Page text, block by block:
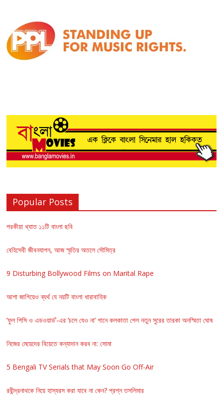
Popular Posts
পরকীয়া খ্যাত ১১টি বাংলা ছবি
বেহিসেবী জীবনযাপন, আজ স্মৃতির অতলে সৌমিত্র
9 Disturbing Bollywood Films on Marital Rape
আশা জাগিয়েও ব্যর্থ যে নয়টি বাংলা ধারাবাহিক
‘ফুল পিসি ও এডওয়ার্ড’-এর ‘চলে যেও না’ গানে কলকাতা পেল নতুন সুরের তারকা অনস্মিতা ঘোষ
নিজের মেয়েদের বিয়েতে কন্যাদান করব না: সোমা
5 Bengali TV Serials that May Soon Go Off-Air
রবীন্দ্রনাথকে নিয়ে হাস্যরস করা যাবে না কেন? প্রশ্ন তসলিমার